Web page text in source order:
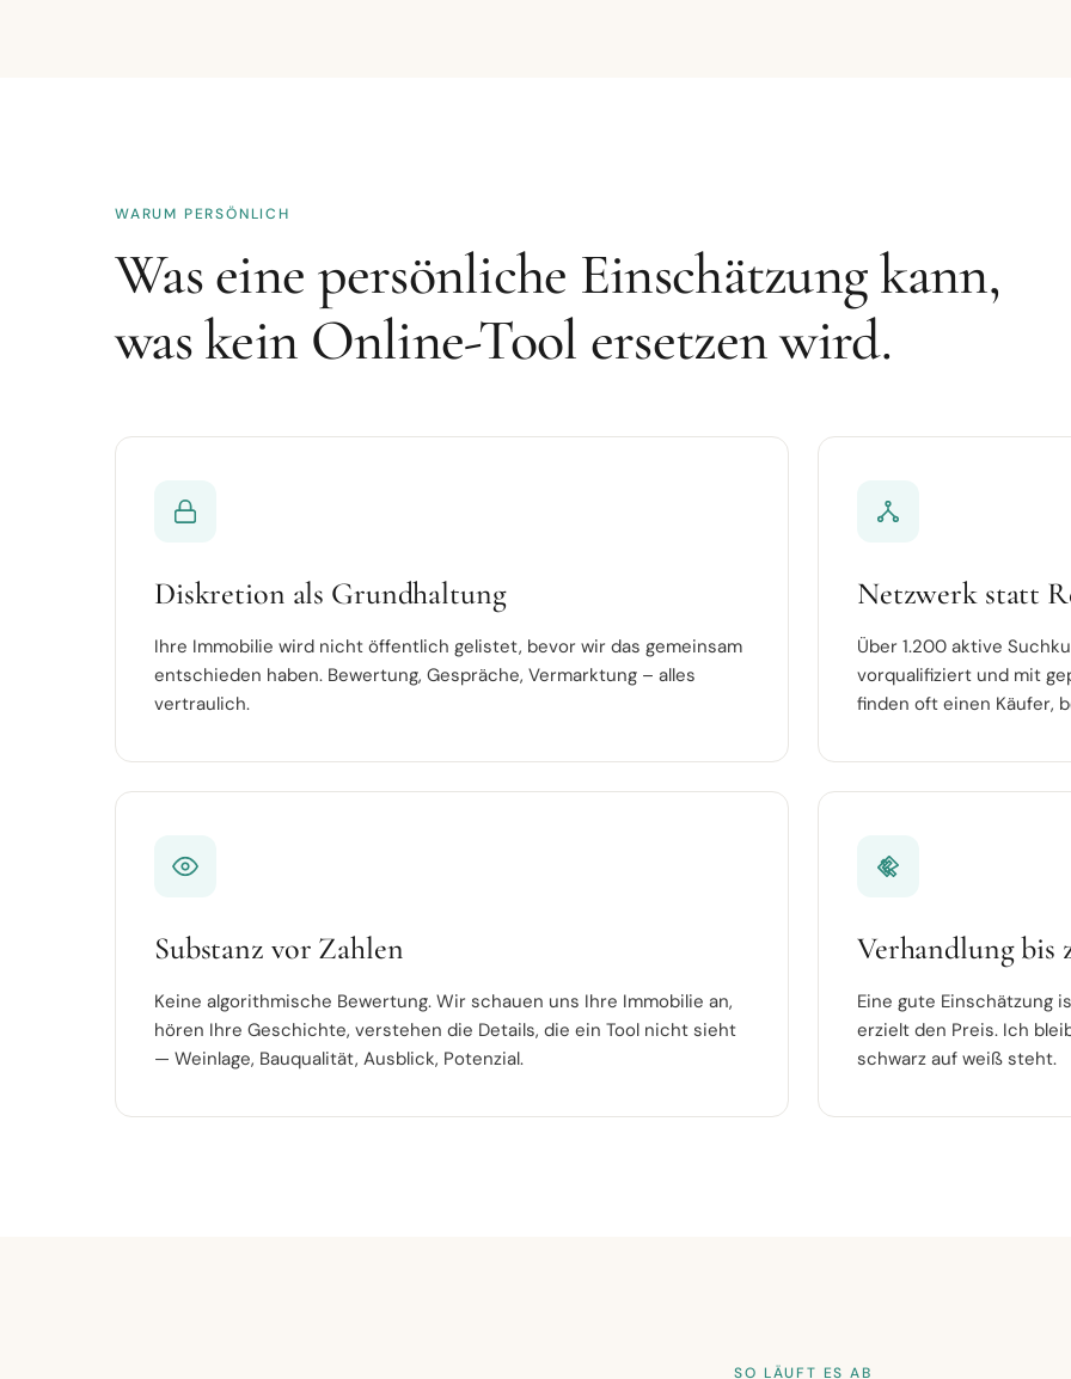
WARUM PERSÖNLICH
Was eine persönliche Einschätzung kann,
was kein Online-Tool ersetzen wird.
Diskretion als Grundhaltung
Ihre Immobilie wird nicht öffentlich gelistet, bevor wir das gemeinsam
entschieden haben. Bewertung, Gespräche, Vermarktung – alles
vertraulich.
Netzwerk statt
Über 1.200 aktive
vorqualifiziert und mit
finden oft einen Käufer,
Substanz vor Zahlen
Keine algorithmische Bewertung. Wir schauen uns Ihre Immobilie an,
hören Ihre Geschichte, verstehen die Details, die ein Tool nicht sieht
— Weinlage, Bauqualität, Ausblick, Potenzial.
Verhandlung bis
Eine gute Einschätzung
erzielt den Preis. Ich
schwarz auf weiß steht.
SO LÄUFT ES AB